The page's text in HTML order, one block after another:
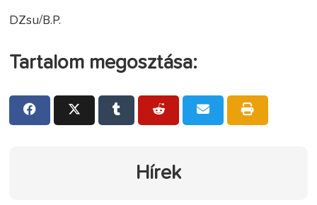
DZsu/B.P.
Tartalom megosztása:
Hírek